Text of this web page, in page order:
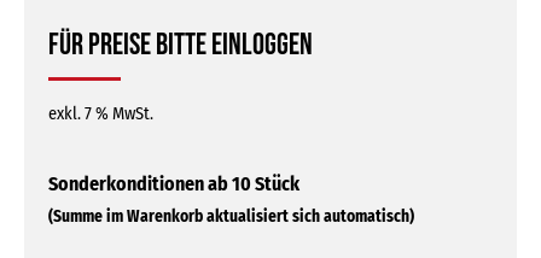
Für Preise bitte einloggen
5.00
basierend
Kundenbewertung
exkl. 7 % MwSt.